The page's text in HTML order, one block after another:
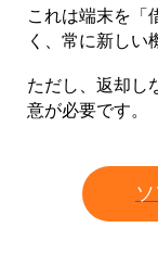
これは端末を「
く、常に新しい
ただし、返却し
意が必要です。